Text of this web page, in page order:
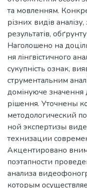
та мовленням.
різних видів аналізу,
результатів,
Наголошено на
ня лінгвістичного
сукупність ознак,
струментальним
домінуюче значення
рішення. Уточнены
методологический
ной экспертизы
технизации
Акцентировано
поэтапности
анализа
которым